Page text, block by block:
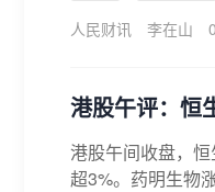
人民财讯
李在山
港股午评：恒
港股午间收盘，
超3%。药明生物